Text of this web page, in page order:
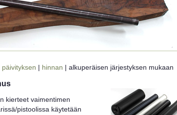
päivityksen | hinnan | alkuperäisen järjestyksen mukaan
kierteet vaimentimen
pistoolissa käytetään